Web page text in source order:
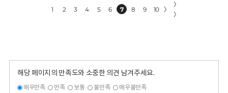
1 2 3 4 5 6 7 8 9 10 〉
〉
〉
해당 페이지의 만족도와 소중한 의견 남겨주세요.
매우만족 만족 보통 불만족 매우불만족